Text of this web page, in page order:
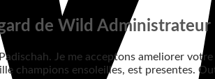
de Wild
Je me acceptons ameliorer
champions ensoleilles, est presentes.